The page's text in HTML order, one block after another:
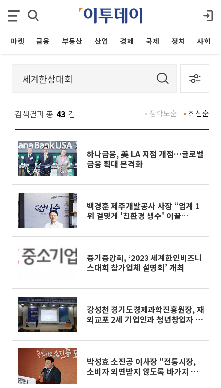
마켓 금융 부동산 산업 경제 국제 정치 사회
검색결과 총 43 건 최신순
정확도순
하나금융, 美 LA 지점 개점…글로벌
금융 확대 본격화
백경훈 제주개발공사 사장 “업계 1
위 걸맞게 '친환경 생수' 이끌
중기중앙회, ‘2023 세계한인비즈니
스대회 참가업체 설명회’ 개최
강성천 경기도경제과학진흥원장, 재
외교포 2세 기업인과 청년창업자 특
박성효 소진공 이사장 “전통시장,
소비자 외면받지 않도록 바가지 교